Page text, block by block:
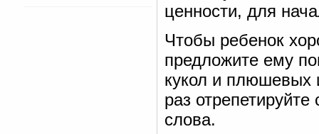
ценности, для
Чтобы ребенок
предложите ему
кукол и плюшевых
раз
слова.